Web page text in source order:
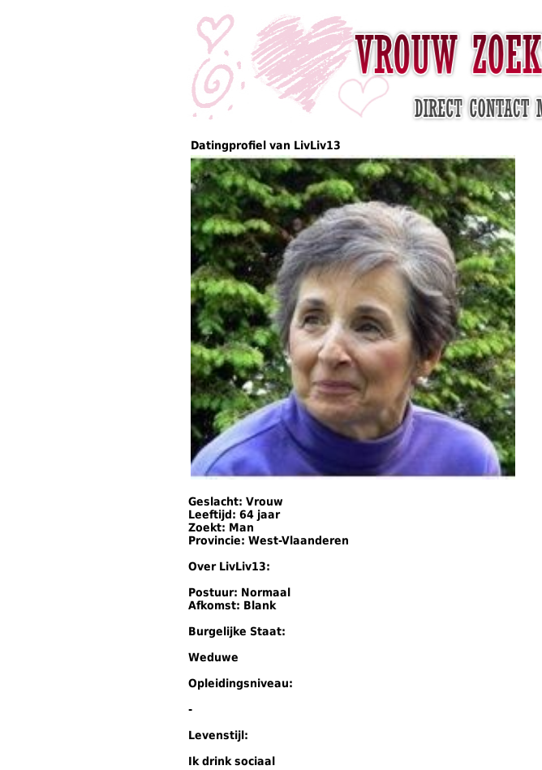
Datingprofiel van LivLiv13
Geslacht: Vrouw
Leeftijd: 64 jaar
Zoekt: Man
Provincie: West-Vlaanderen
Over LivLiv13:
Postuur: Normaal
Afkomst: Blank
Burgelijke Staat:
Weduwe
Opleidingsniveau:
-
Levenstijl:
Ik drink sociaal